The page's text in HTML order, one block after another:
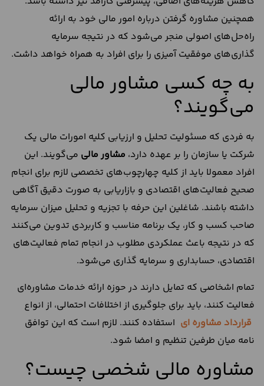
همچنین مشاوره گرفتن درباره امور مالی خود به ارائه
راه‌حل‌های اصولی منجر می‌شود که در نتیجه سرمایه
گذاری‌های موفقیت آمیزی را برای افراد به همراه خواهد داشت.
به چه کسی مشاور مالی
می‌گویند؟
به فردی که مسئولیت تحلیل و ارزیابی کلیه امورات مالی یک
شرکت یا سازمان را بر عهده دارد، مشاور مالی می‌گویند. این
افراد معمولا باید از کلیه چهارچوب‌های تخصصی لازم برای انجام
صحیح فعالیت‌های اقتصادی و بازاریابی به صورت دقیق آگاهی
داشته باشند. شاغلین این حرفه با تجزیه و تحلیل میزان سرمایه
صاحب کسب و کار، یک برنامه مناسب و کاربردی تدوین می‌کنند
که در نتیجه باعث عملکردی مطلوب در انجام تمام فعالیت‌های
اقتصادی، حسابداری و سرمایه گذاری می‌شود.
تمام اشخاصی که تمایل دارند در حوزه ارائه خدمات مشاوره‌ای
فعالیت کنند، باید برای جلوگیری از اختلافات احتمالی، از انواع
قرارداد مشاوره ای استفاده کنند. لازم است که این توافق
نامه میان طرفین تنظیم و امضا شود.
مشاوره مالی شخصی چیست؟